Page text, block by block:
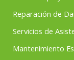
Reparación de
Servicios de
Mantenimiento